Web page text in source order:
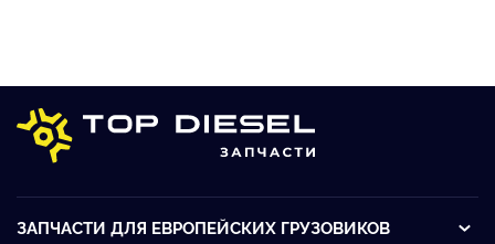
ЗАПЧАСТИ ДЛЯ ЕВРОПЕЙСКИХ ГРУЗОВИКОВ